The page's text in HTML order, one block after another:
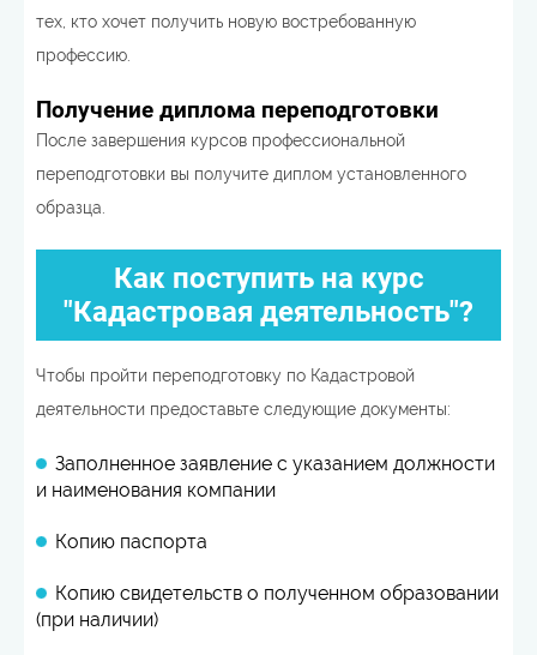
тех, кто хочет получить новую востребованную
профессию.
Получение диплома переподготовки
После завершения курсов профессиональной
переподготовки вы получите диплом установленного
образца.
Как поступить на курс
"Кадастровая деятельность"?
Чтобы пройти переподготовку по Кадастровой
деятельности предоставьте следующие документы:
Заполненное заявление с указанием должности
и наименования компании
Копию паспорта
Копию свидетельств о полученном образовании
(при наличии)